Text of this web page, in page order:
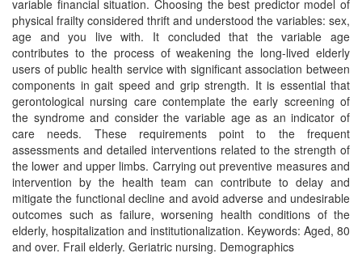
variable financial situation. Choosing the best predictor model of
physical frailty considered thrift and understood the variables: sex,
age and you live with. It concluded that the variable age
contributes to the process of weakening the long-lived elderly
users of public health service with significant association between
components in gait speed and grip strength. It is essential that
gerontological nursing care contemplate the early screening of
the syndrome and consider the variable age as an indicator of
care needs. These requirements point to the frequent
assessments and detailed interventions related to the strength of
the lower and upper limbs. Carrying out preventive measures and
intervention by the health team can contribute to delay and
mitigate the functional decline and avoid adverse and undesirable
outcomes such as failure, worsening health conditions of the
elderly, hospitalization and institutionalization. Keywords: Aged, 80
and over. Frail elderly. Geriatric nursing. Demographics